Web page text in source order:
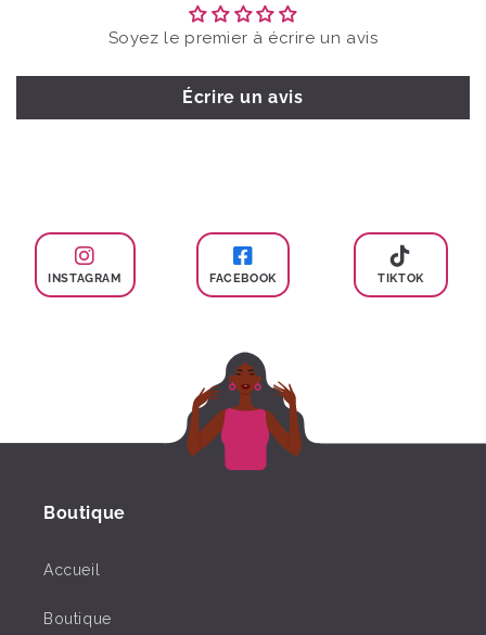
Soyez le premier à écrire un avis
Écrire un avis
INSTAGRAM FACEBOOK TIKTOK
Boutique
Accueil
Boutique